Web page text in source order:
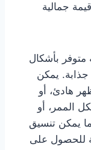
جمالية
متوفر بأشكال
يمكن
هادئ، أو
الممر، أو
يمكن تنسيق
للحصول على